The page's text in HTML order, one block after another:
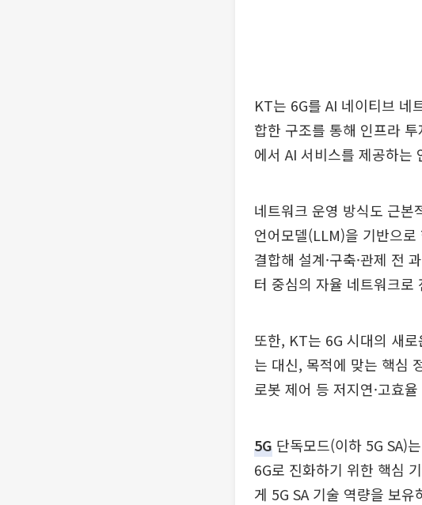
KT는 6G를 AI 네이티브 네
합한 구조를 통해 인프라
에서 AI 서비스를 제공하는
네트워크 운영 방식도 근
언어모델(LLM)을 기반으
결합해 설계·구축·관제 전
터 중심의 자율 네트워크로
또한, KT는 6G 시대의 새
는 대신, 목적에 맞는 핵심
로봇 제어 등 저지연·고효
5G 단독모드(이하 5G SA)
6G로 진화하기 위한 핵심
게 5G SA 기술 역량을 보유